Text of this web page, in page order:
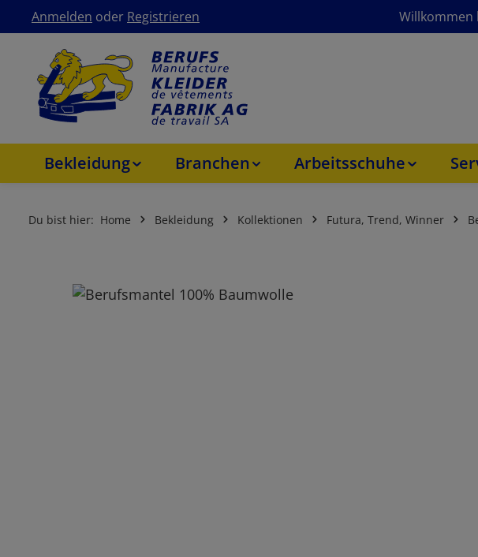
Hauptinhalt springen
Zur Hauptnavigation springen
Anmelden oder Registrieren Willkommen
Bekleidung Branchen Arbeitsschuhe
Du bist hier: Home Bekleidung Kollektionen Futura, Trend, Winner
Bildergalerie überspringen